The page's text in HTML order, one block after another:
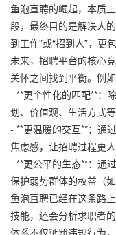
鱼泡直聘的崛起，本质
段，最终目的是解决人
到工作”或“招到人”，更
未来，招聘平台的核心
关怀之间找到平衡。例如
- **更个性化的匹配**：
划、价值观、生活方式
- **更温暖的交互**：通
焦虑感，让招聘过程更人
- **更公平的生态**：通
保护弱势群体的权益（
鱼泡直聘已经在这条路
技能，还会分析求职者
体系不仅惩罚违规行为